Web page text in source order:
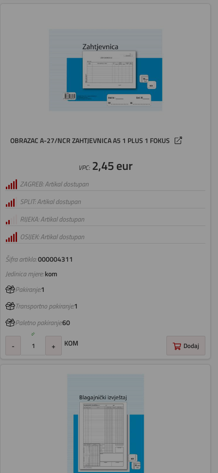
OBRAZAC A-27/NCR ZAHTJEVNICA A5 1 PLUS 1 FOKUS
Šifra artikla:000004311
VPC:2,45 eur
ZAGREB: Artikal dostupan
SPLIT: Artikal dostupan
RIJEKA: Artikal dostupan
OSIJEK: Artikal dostupan
Jedinica mjere:kom
Pakiranje:1
Transportno pakiranje:1
Paletno pakiranje:60
- + KOM Dodaj